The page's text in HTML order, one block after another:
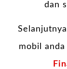
dan
mobil